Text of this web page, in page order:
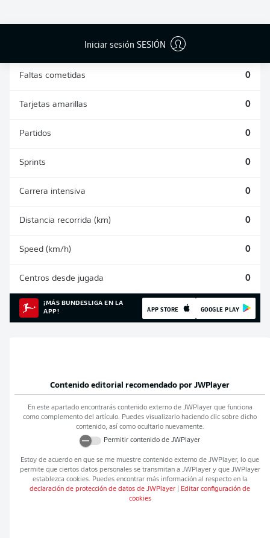
Iniciar sesión SESIÓN
Faltas cometidas 0
Tarjetas amarillas 0
Partidos 0
Sprints 0
Carrera intensiva 0
Distancia recorrida (km) 0
Speed (km/h) 0
Centros desde jugada 0
¡MÁS BUNDESLIGA EN LA
APP!
APP STORE GOOGLE PLAY
Contenido editorial recomendado por JWPlayer
En este apartado encontrarás contenido externo de JWPlayerque funciona
como complemento del artículo. Puedes visualizarlo haciendo clic sobre dicho
contenido, así como ocultarlo nuevamente.
Permitir contenido de JWPlayer
Estoy de acuerdo en que se me muestre contenido externo de JWPlayer, lo que
permite que ciertos datos personales se transmitan a JWPlayery que JWPlayer
establezca cookies. Puedes encontrar más información al respecto en la
declaración de protección de datos de JWPlayer
Editar configuración de
cookies